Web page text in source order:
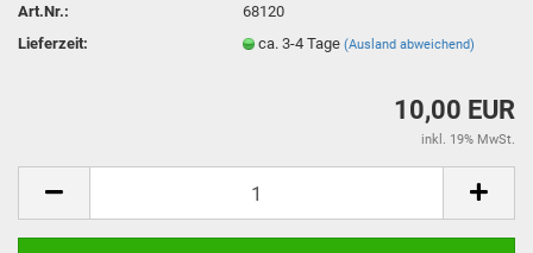
Art.Nr.:
68120
Lieferzeit:
ca. 3-4 Tage(Ausland abweichend)
10,00 EUR
inkl. 19% MwSt.